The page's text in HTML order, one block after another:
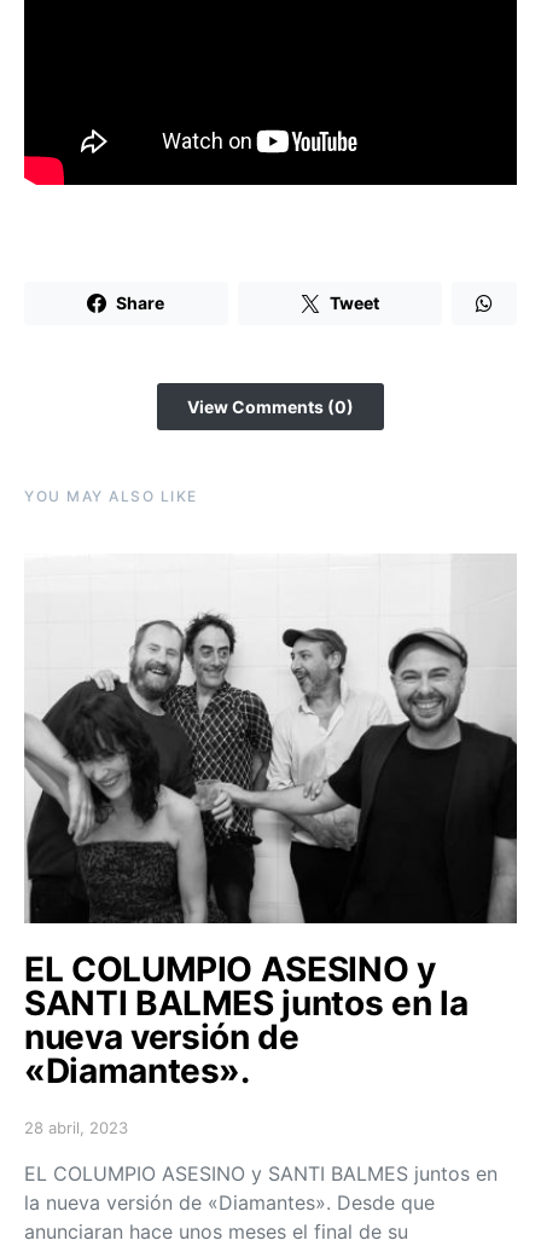
Share Tweet
View Comments (0)
YOU MAY ALSO LIKE
EL COLUMPIO ASESINO y
SANTI BALMES juntos en la
nueva versión de
«Diamantes».
Posted on
28 abril, 2023
EL COLUMPIO ASESINO y SANTI BALMES juntos en
la nueva versión de «Diamantes». Desde que
anunciaran hace unos meses el final de su